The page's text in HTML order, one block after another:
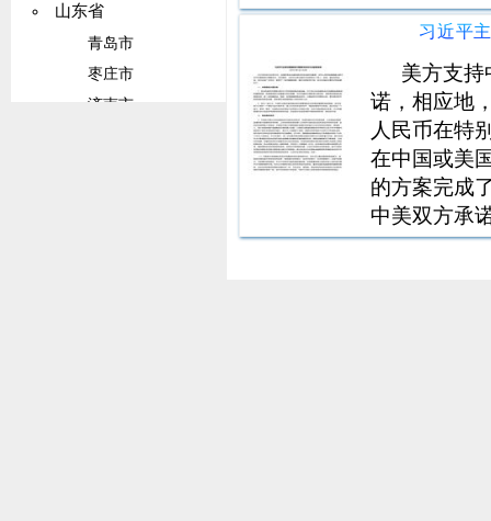
山东省
青岛市
枣庄市
济南市
足新需求、
为促进，整
导全社会共
习近平
美方支持
诺，相应地
人民币在特
在中国或美
的方案完成
中美双方承
流，包括各